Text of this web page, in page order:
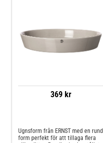
369 kr
Ugnsform från ERNST med en rund
form perfekt för att tillaga flera